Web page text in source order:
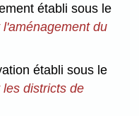
établi sous le
l'aménagement du
établi sous le
les districts de